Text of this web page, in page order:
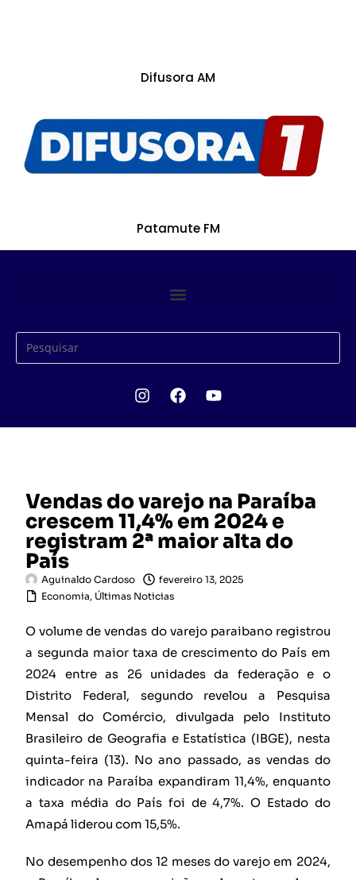
Difusora AM
Patamute FM
Vendas do varejo na Paraíba
crescem 11,4% em 2024 e
registram 2ª maior alta do
País
Aguinaldo Cardoso
fevereiro 13, 2025
Economia, Últimas Noticias
O volume de vendas do varejo paraibano registrou
a segunda maior taxa de crescimento do País em
2024 entre as 26 unidades da federação e o
Distrito Federal, segundo revelou a Pesquisa
Mensal do Comércio, divulgada pelo Instituto
Brasileiro de Geografia e Estatística (IBGE), nesta
quinta-feira (13). No ano passado, as vendas do
indicador na Paraíba expandiram 11,4%, enquanto
a taxa média do País foi de 4,7%. O Estado do
Amapá liderou com 15,5%.
No desempenho dos 12 meses do varejo em 2024,